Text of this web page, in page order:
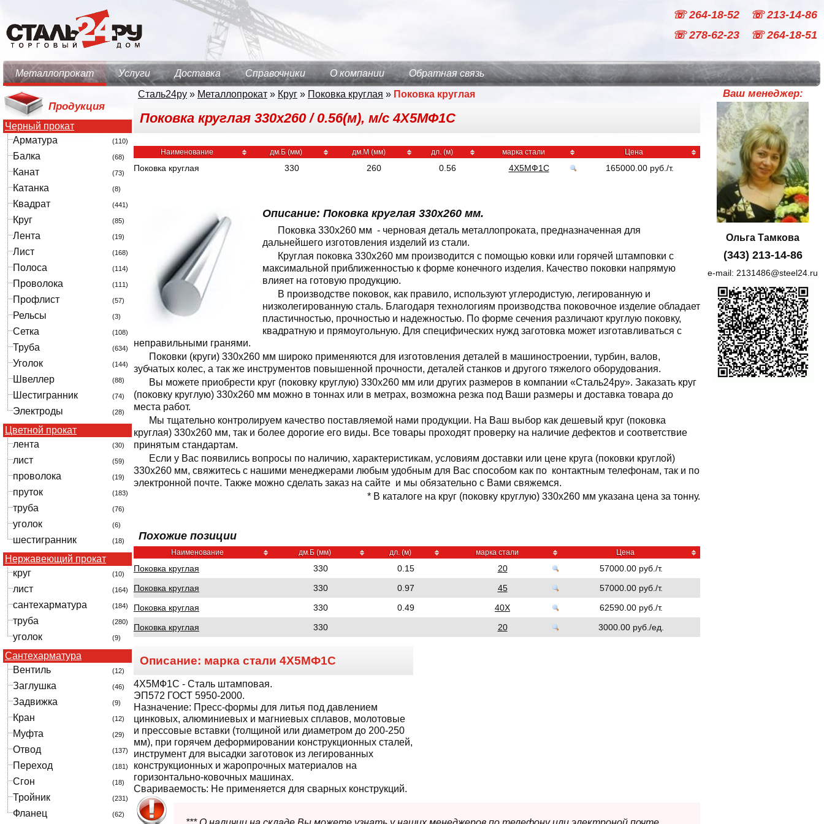
☏ 264-18-52
☏ 213-14-86
☏ 278-62-23
☏ 264-18-51
Металлопрокат Услуги Доставка Справочники О компании Обратная связь
Продукция
Черный прокат
Арматура
(110)
Балка (68)
Канат (73)
Катанка (8)
Квадрат (441)
Круг (85)
Лента (19)
Лист (168)
Полоса (114)
Проволока (111)
Профлист (57)
Рельсы (3)
Сетка (108)
Труба (634)
Уголок (144)
Швеллер (88)
Шестигранник (74)
Электроды (28)
Цветной прокат
лента
(30)
лист (59)
проволока (19)
пруток (183)
труба (76)
уголок (6)
шестигранник (18)
Нержавеющий прокат
круг
(10)
лист (164)
сантехарматура (184)
труба (280)
уголок (9)
Сантехарматура
Вентиль
(12)
Заглушка (46)
Задвижка (9)
Кран (12)
Муфта (29)
Отвод (137)
Переход (181)
Сгон (18)
Тройник (231)
Фланец (62)
Сталь24ру » Металлопрокат » Круг » Поковка круглая » Поковка круглая
Поковка круглая 330х260 / 0.56(м), м/с 4Х5МФ1С
Наименование дм.Б (мм) дм.М (мм) дл. (м) марка стали Цена
Поковка круглая 330 260 0.56 4Х5МФ1С 165000.00 руб./т.
Описание: Поковка круглая 330x260 мм.
Поковка 330x260 мм - черновая деталь металлопроката, предназначенная для
дальнейшего изготовления изделий из стали.
Круглая поковка 330x260 мм производится с помощью ковки или горячей штамповки с
максимальной приближенностью к форме конечного изделия. Качество поковки напрямую
влияет на готовую продукцию.
В производстве поковок, как правило, используют углеродистую, легированную и
низколегированную сталь. Благодаря технологиям производства поковочное изделие обладает
пластичностью, прочностью и надежностью. По форме сечения различают круглую поковку,
квадратную и прямоугольную. Для специфических нужд заготовка может изготавливаться с
неправильными гранями.
Поковки (круги) 330x260 мм широко применяются для изготовления деталей в машиностроении, турбин, валов,
зубчатых колес, а так же инструментов повышенной прочности, деталей станков и другого тяжелого оборудования.
Вы можете приобрести круг (поковку круглую) 330x260 мм или других размеров в компании «Сталь24ру». Заказать круг
(поковку круглую) 330x260 мм можно в тоннах или в метрах, возможна резка под Ваши размеры и доставка товара до
места работ.
Мы тщательно контролируем качество поставляемой нами продукции. На Ваш выбор как дешевый круг (поковка
круглая) 330x260 мм, так и более дорогие его виды. Все товары проходят проверку на наличие дефектов и соответствие
принятым стандартам.
Если у Вас появились вопросы по наличию, характеристикам, условиям доставки или цене круга (поковки круглой)
330x260 мм, свяжитесь с нашими менеджерами любым удобным для Вас способом как по контактным телефонам, так и по
электронной почте. Также можно сделать заказ на сайте и мы обязательно с Вами свяжемся.
* В каталоге на круг (поковку круглую) 330x260 мм указана цена за тонну.
Похожие позиции
Наименование дм.Б (мм) дл. (м) марка стали Цена
Поковка круглая 330 0.15 20
57000.00 руб./т.
Поковка круглая
330 0.97 45
57000.00 руб./т.
Поковка круглая
330 0.49 40Х
62590.00 руб./т.
Поковка круглая
330 20 3000.00 руб./ед.
Описание: марка стали 4Х5МФ1С
4Х5МФ1С - Сталь штамповая.
ЭП572 ГОСТ 5950-2000.
Назначение: Пресс-формы для литья под давлением
цинковых, алюминиевых и магниевых сплавов, молотовые
и прессовые вставки (толщиной или диаметром до 200-250
мм), при горячем деформировании конструкционных сталей,
инструмент для высадки заготовок из легированных
конструкционных и жаропрочных материалов на
горизонтально-ковочных машинах.
Свариваемость: Не применяется для сварных конструкций.
Ваш менеджер:
Ольга Тамкова
(343) 213-14-86
e-mail: 2131486@steel24.ru